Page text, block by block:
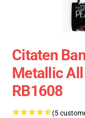
Citaten
Metallic All
RB1608
(5